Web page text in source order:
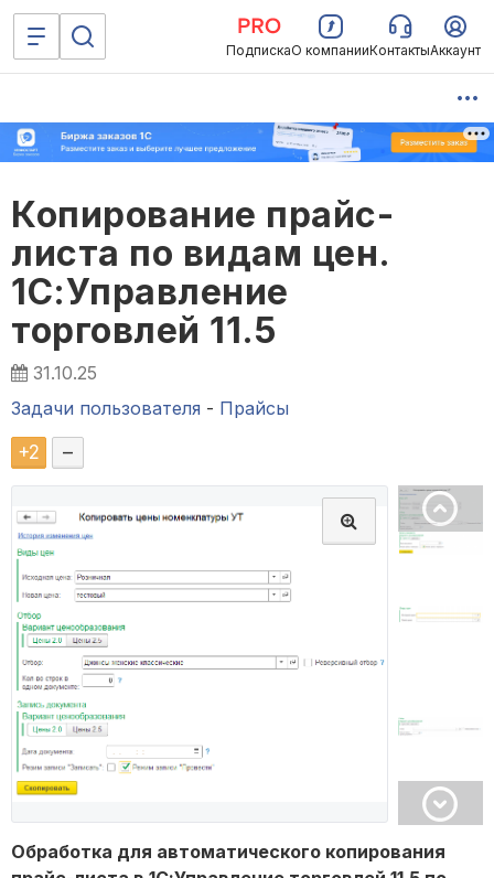
ПодпискаО компанииКонтактыАккаунт
Копирование прайс-
листа по видам цен.
1С:Управление
торговлей 11.5
31.10.25
Задачи пользователя - Прайсы
+2 –
Обработка для автоматического копирования